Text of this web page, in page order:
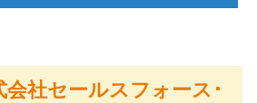
会社セールスフォース･